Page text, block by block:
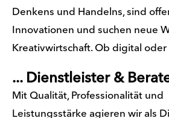
Denkens und Handelns, sind
Innovationen und suchen neue
Kreativwirtschaft. Ob digital oder
... Dienstleister &
Mit Qualität, Professionalität und
Leistungsstärke agieren wir als